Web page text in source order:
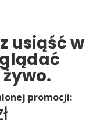
usiąść w
promocji: